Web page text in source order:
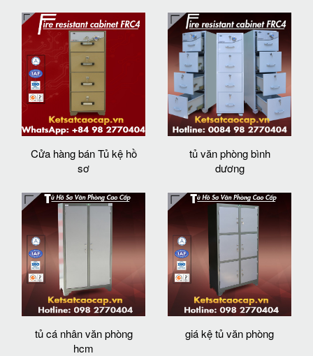
Cửa hàng bán Tủ kệ hồ
sơ
tủ văn phòng bình
dương
tủ cá nhân văn phòng
hcm
giá kệ tủ văn phòng